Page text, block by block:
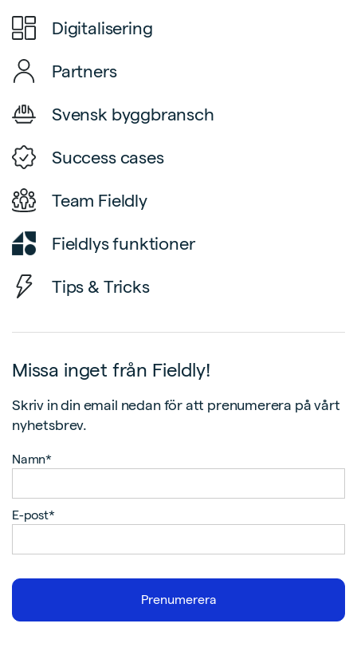
Digitalisering
Partners
Svensk byggbransch
Success cases
Team Fieldly
Fieldlys funktioner
Tips & Tricks
Missa inget från Fieldly!
Skriv in din email nedan för att prenumerera på vårt
nyhetsbrev.
Namn*
E-post*